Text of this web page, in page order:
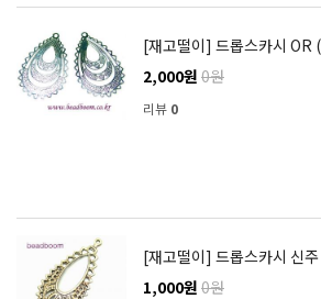
[재고떨이] 드롭스카시 OR
2,000원 0원
리뷰 0
[재고떨이] 드롭스카시 신
1,000원 0원